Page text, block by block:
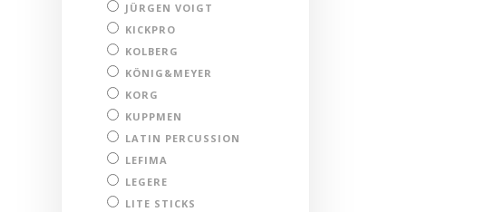
JÜRGEN VOIGT
KICKPRO
KOLBERG
KÖNIG&MEYER
KORG
KUPPMEN
LATIN PERCUSSION
LEFIMA
LEGERE
LITE STICKS